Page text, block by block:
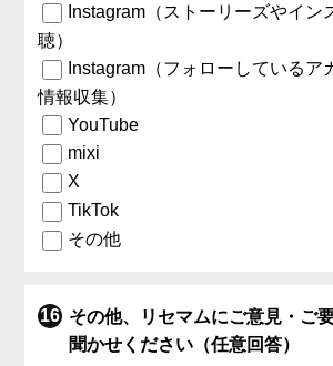
Instagram（ストーリーズやイン
聴）
Instagram（フォローしているア
情報収集）
YouTube
mixi
X
TikTok
その他
その他、リセマムにご意見・ご
聞かせください（任意回答）